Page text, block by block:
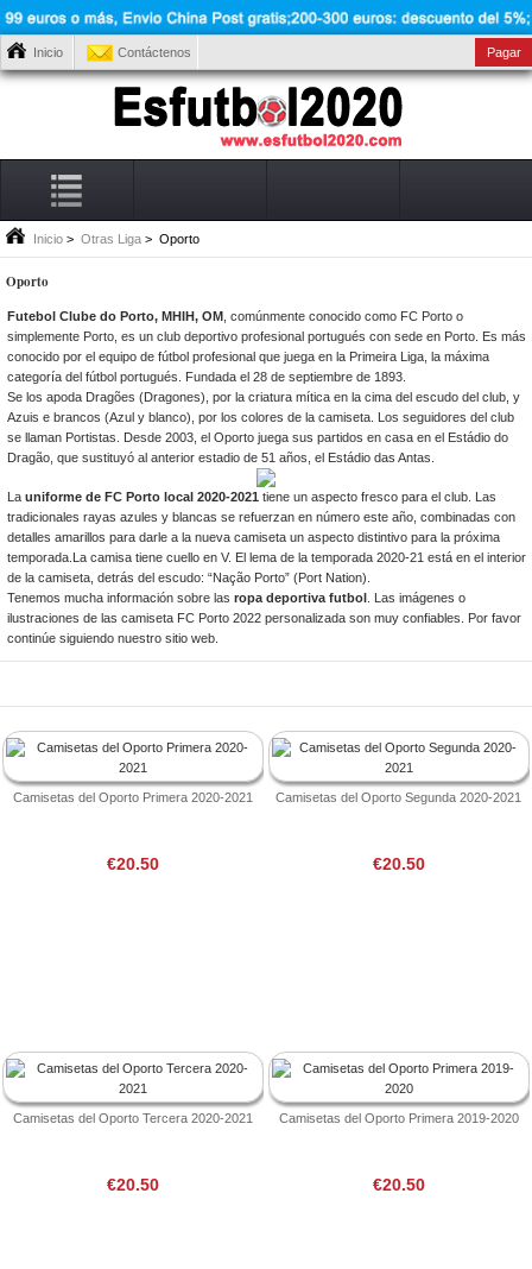
Inicio Contáctenos Pagar
Inicio > Otras Liga > Oporto
Oporto
Futebol Clube do Porto, MHIH, OM, comúnmente conocido como FC Porto o
simplemente Porto, es un club deportivo profesional portugués con sede en Porto. Es más
conocido por el equipo de fútbol profesional que juega en la Primeira Liga, la máxima
categoría del fútbol portugués. Fundada el 28 de septiembre de 1893.
Se los apoda Dragões (Dragones), por la criatura mítica en la cima del escudo del club, y
Azuis e brancos (Azul y blanco), por los colores de la camiseta. Los seguidores del club
se llaman Portistas. Desde 2003, el Oporto juega sus partidos en casa en el Estádio do
Dragão, que sustituyó al anterior estadio de 51 años, el Estádio das Antas.
La uniforme de FC Porto local 2020-2021 tiene un aspecto fresco para el club. Las
tradicionales rayas azules y blancas se refuerzan en número este año, combinadas con
detalles amarillos para darle a la nueva camiseta un aspecto distintivo para la próxima
temporada.La camisa tiene cuello en V. El lema de la temporada 2020-21 está en el interior
de la camiseta, detrás del escudo: “Nação Porto” (Port Nation).
Tenemos mucha información sobre las ropa deportiva futbol. Las imágenes o
ilustraciones de las camiseta FC Porto 2022 personalizada son muy confiables. Por favor
continúe siguiendo nuestro sitio web.
Camisetas del Oporto Primera 2020-2021
€20.50
Camisetas del Oporto Segunda 2020-2021
€20.50
Camisetas del Oporto Tercera 2020-2021
€20.50
Camisetas del Oporto Primera 2019-2020
€20.50